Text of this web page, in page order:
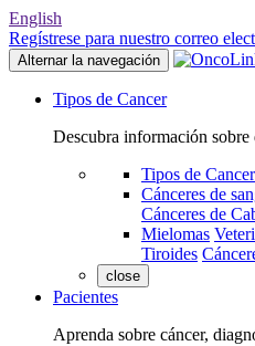
English
Regístrese para nuestro correo
Alternar la navegación
Tipos de Cancer
Descubra información sobre
Tipos de Cancer
Cánceres de
Cánceres de
Mielomas
Tiroides
close
Pacientes
Aprenda sobre cáncer,